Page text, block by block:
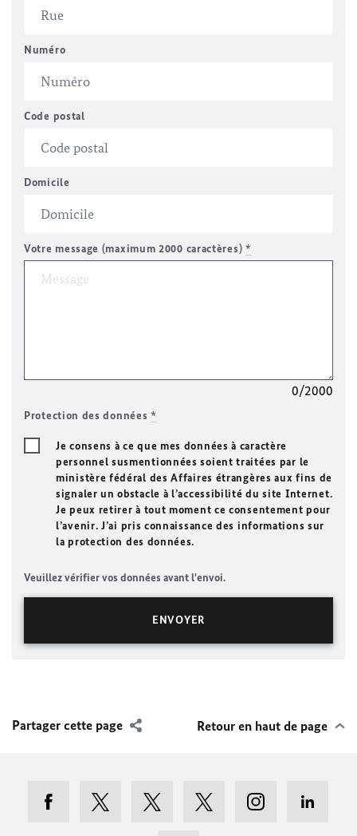
Numéro
Code postal
Domicile
Votre message (maximum 2000 caractères) *
0/2000
Protection des données*
Je consens à ce que mes données à caractère
personnel susmentionnées soient traitées par le
ministère fédéral des Affaires étrangères aux fins de
signaler un obstacle à l’accessibilité du site Internet.
Je peux retirer à tout moment ce consentement pour
l’avenir. J’ai pris connaissance des informations sur
la protection des données.
Veuillez vérifier vos données avant l'envoi.
Partager cette page Retour en haut de page